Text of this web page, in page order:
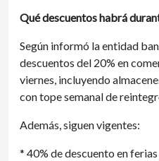
Qué descuentos habrá
Según informó la entidad
descuentos del 20% en
viernes, incluyendo
con tope semanal de
Además, siguen vigentes:
* 40% de descuento en